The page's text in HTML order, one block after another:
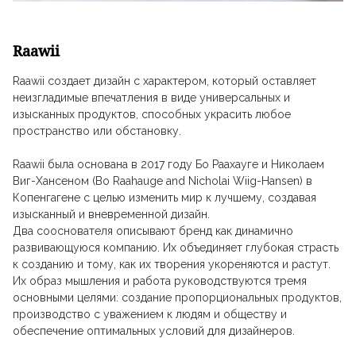
Raawii
Raawii создает дизайн с характером, который оставляет
неизгладимые впечатления в виде универсальных и
изысканных продуктов, способных украсить любое
пространство или обстановку.
Raawii была основана в 2017 году Бо Раахауге и Николаем
Виг-Хансеном (Bo Raahauge and Nicholai Wiig-Hansen) в
Копенгагене с целью изменить мир к лучшему, создавая
изысканный и вневременной дизайн.
Два сооснователя описывают бренд как динамично
развивающуюся компанию. Их объединяет глубокая страсть
к созданию и тому, как их творения укореняются и растут.
Их образ мышления и работа руководствуются тремя
основными целями: создание пропорциональных продуктов,
производство с уважением к людям и обществу и
обеспечение оптимальных условий для дизайнеров.